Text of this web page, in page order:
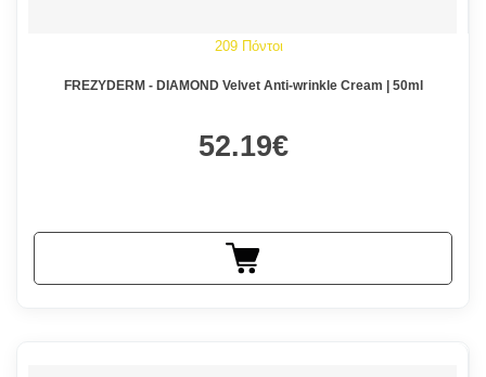
209 Πόντοι
FREZYDERM - DIAMOND Velvet Anti-wrinkle Cream | 50ml
52.19€